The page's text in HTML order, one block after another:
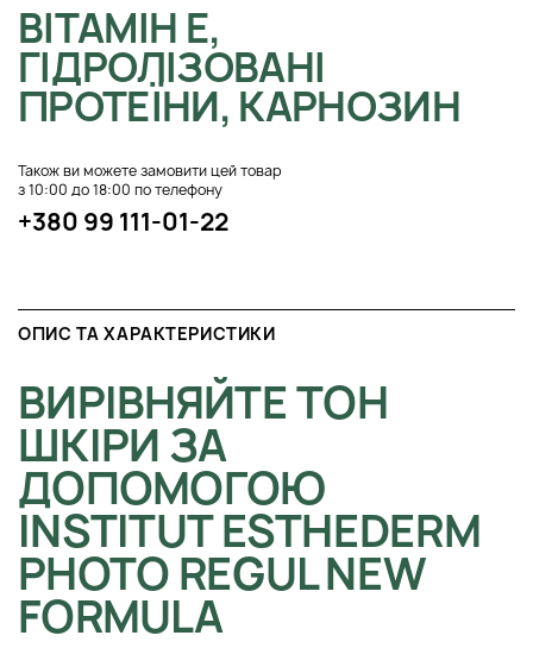
ВІТАМІН Е,
ГІДРОЛІЗОВАНІ
ПРОТЕЇНИ, КАРНОЗИН
Також ви можете замовити цей товар
з 10:00 до 18:00 по телефону
+380 99 111-01-22
ОПИС ТА ХАРАКТЕРИСТИКИ
ВИРІВНЯЙТЕ ТОН
ШКІРИ ЗА
ДОПОМОГОЮ
INSTITUT ESTHEDERM
PHOTO REGUL NEW
FORMULA